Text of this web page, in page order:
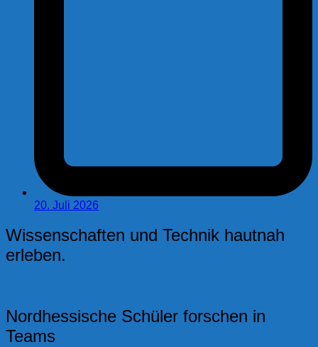
20. Juli 2026
Wissenschaften und Technik hautnah
erleben.
Nordhessische Schüler forschen in
Teams